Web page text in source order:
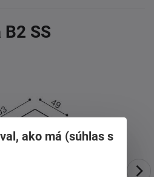
SS
ako má (súhlas s